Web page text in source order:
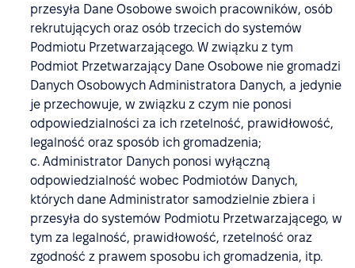
przesyła Dane Osobowe swoich pracowników, osób
rekrutujących oraz osób trzecich do systemów
Podmiotu Przetwarzającego. W związku z tym
Podmiot Przetwarzający Dane Osobowe nie gromadzi
Danych Osobowych Administratora Danych, a jedynie
je przechowuje, w związku z czym nie ponosi
odpowiedzialności za ich rzetelność, prawidłowość,
legalność oraz sposób ich gromadzenia;
c. Administrator Danych ponosi wyłączną
odpowiedzialność wobec Podmiotów Danych,
których dane Administrator samodzielnie zbiera i
przesyła do systemów Podmiotu Przetwarzającego, w
tym za legalność, prawidłowość, rzetelność oraz
zgodność z prawem sposobu ich gromadzenia, itp.